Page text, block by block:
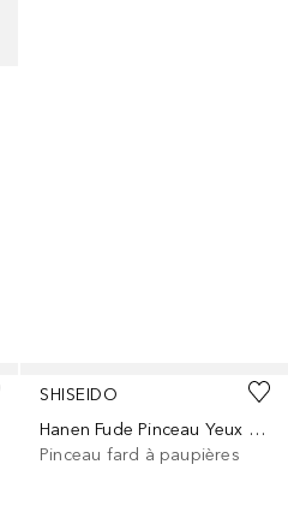
SHISEIDO
Hanen Fude Pinceau Yeux Effect Ombré
Pinceau fard à paupières